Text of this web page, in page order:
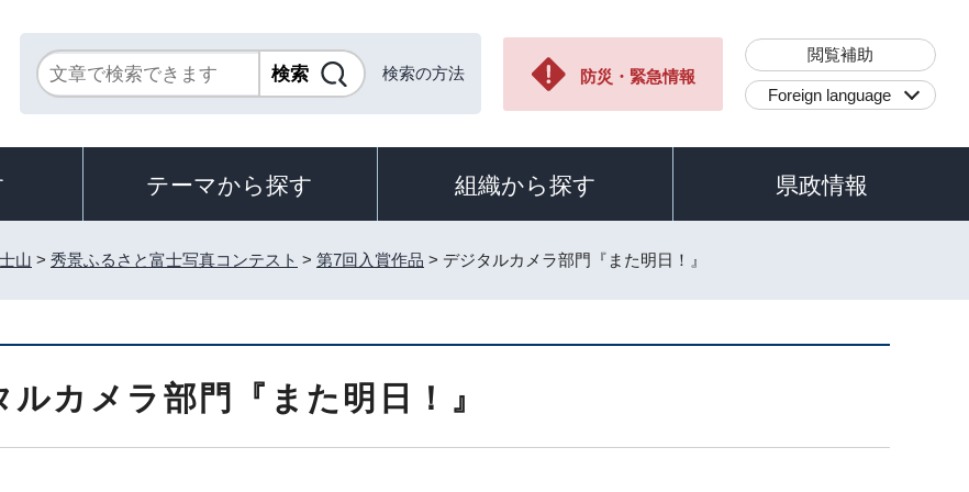
検索の方法 防災・緊急情報
閲覧補助
Foreign language
テーマから探す 組織から探す 県政情報
山 > 秀景ふるさと富士写真コンテスト > 第7回入賞作品 > デジタルカメラ部門『また明日！』
ルカメラ部門『また明日！』